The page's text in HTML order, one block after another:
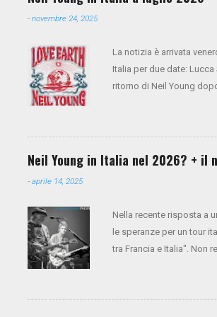
- novembre 24, 2025
La notizia è arrivata
Italia per due date:
ritorno di Neil Young
cori), Anthony LoGerfo
presale su NYA .
la vendita generale sarà
Neil Young in Italia nel 2026? + il
- aprile 14, 2025
Nella recente risposta a
le speranze per un tour
tra Francia e Italia". Non